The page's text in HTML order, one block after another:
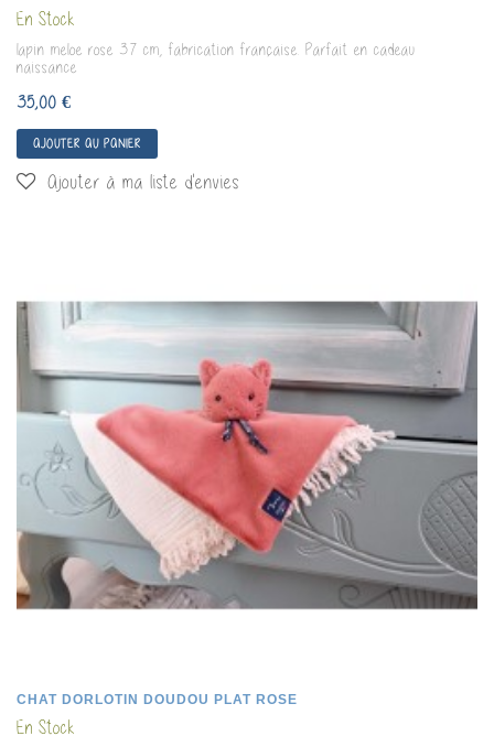
En Stock
lapin meloe rose 37 cm, fabrication française. Parfait en cadeau
naissance
35,00 €
AJOUTER AU PANIER
Ajouter à ma liste d'envies
CHAT DORLOTIN DOUDOU PLAT ROSE
En Stock